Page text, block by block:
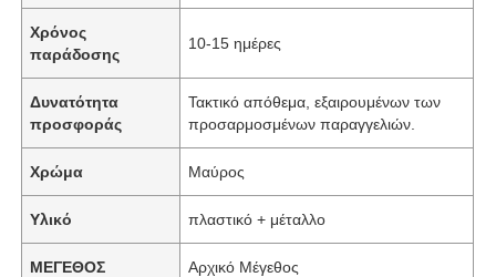
Χρόνος
παράδοσης
10-15 ημέρες
Δυνατότητα
προσφοράς
Τακτικό απόθεμα, εξαιρουμένων των
προσαρμοσμένων παραγγελιών.
Χρώμα Μαύρος
Υλικό πλαστικό + μέταλλο
ΜΕΓΕΘΟΣ Αρχικό Μέγεθος